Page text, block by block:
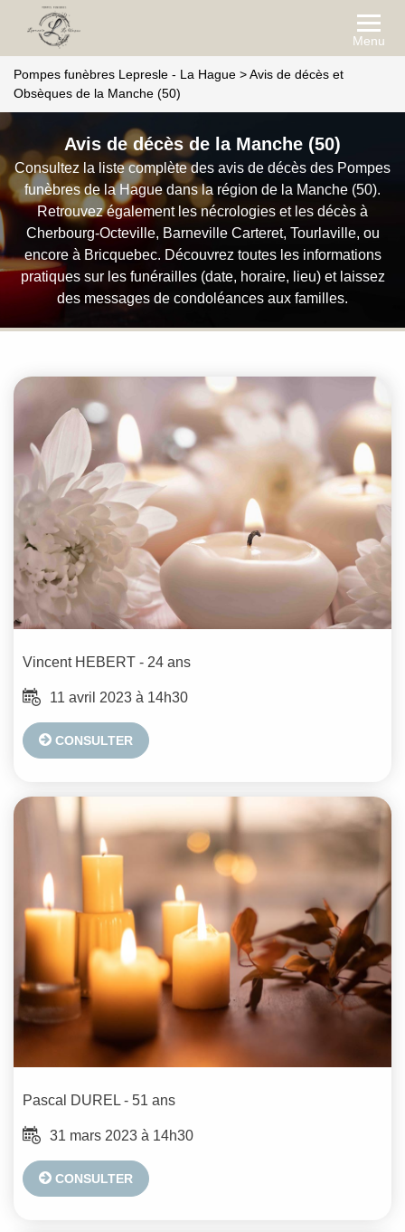
Menu
Pompes funèbres Lepresle - La Hague >Avis de décès et
Obsèques de la Manche (50)
Avis de décès de la Manche (50)
Consultez la liste complète des avis de décès des Pompes
funèbres de la Hague dans la région de la Manche (50).
Retrouvez également les nécrologies et les décès à
Cherbourg-Octeville, Barneville Carteret, Tourlaville, ou
encore à Bricquebec. Découvrez toutes les informations
pratiques sur les funérailles (date, horaire, lieu) et laissez
des messages de condoléances aux familles.
Vincent HEBERT - 24 ans
11 avril 2023 à 14h30
CONSULTER
Pascal DUREL - 51 ans
31 mars 2023 à 14h30
CONSULTER